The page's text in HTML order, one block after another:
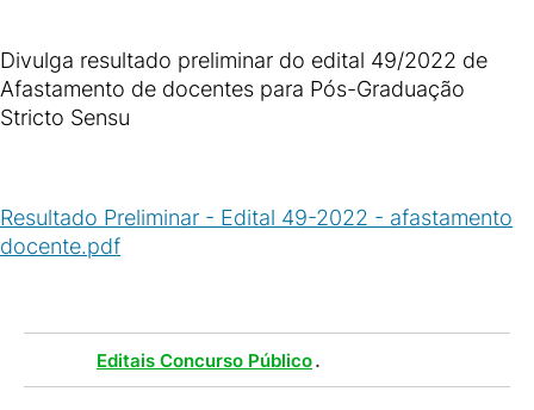
Divulga resultado preliminar do edital 49/2022 de
Afastamento de docentes para Pós-Graduação
Stricto Sensu
Resultado Preliminar - Edital 49-2022 - afastamento
docente.pdf
Editais Concurso Público.